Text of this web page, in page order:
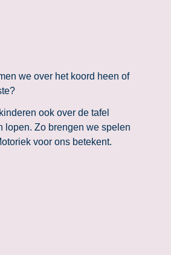
we over het koord heen of
ook over de tafel
lopen. Zo brengen we spelen
voor ons betekent.